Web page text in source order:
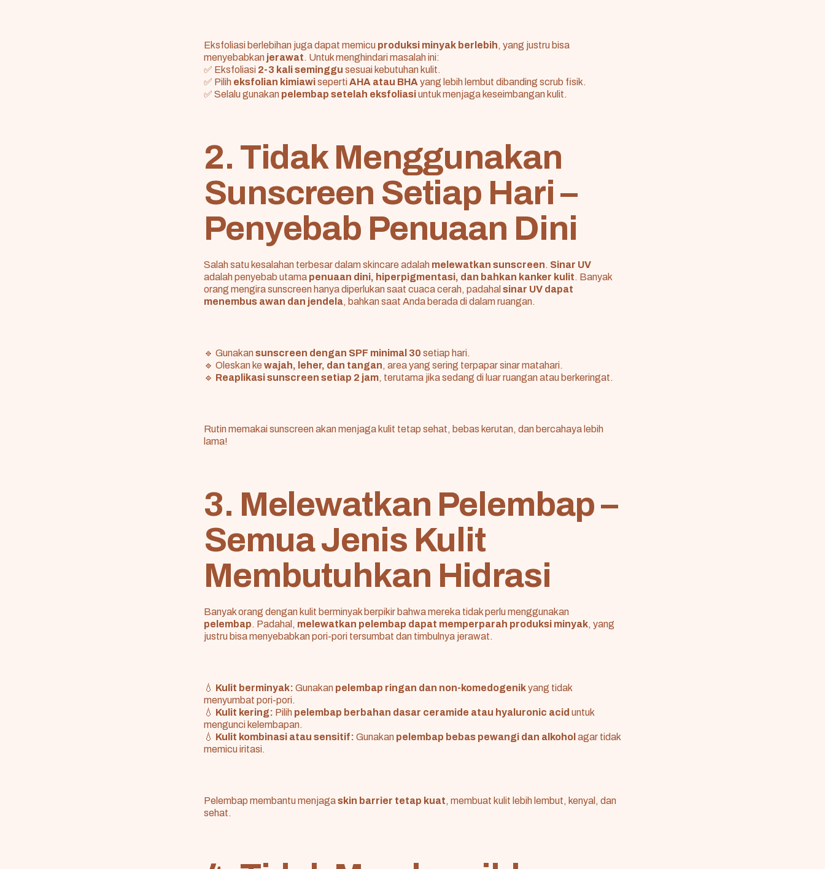
Eksfoliasi berlebihan juga dapat memicu produksi minyak berlebih, yang justru bisa
menyebabkan jerawat. Untuk menghindari masalah ini:
✅ Eksfoliasi 2-3 kali seminggu sesuai kebutuhan kulit.
✅ Pilih eksfolian kimiawisepertiAHA atau BHA yang lebih lembut dibanding scrub fisik.
✅ Selalu gunakan pelembap setelah eksfoliasiuntuk menjaga keseimbangan kulit.
2. Tidak Menggunakan
Sunscreen Setiap Hari –
Penyebab Penuaan Dini
Salah satu kesalahan terbesar dalam skincare adalah melewatkan sunscreen. Sinar UV
adalah penyebab utama penuaan dini, hiperpigmentasi, dan bahkan kanker kulit. Banyak
orang mengira sunscreen hanya diperlukan saat cuaca cerah, padahal sinar UV dapat
menembus awan dan jendela, bahkan saat Anda berada di dalam ruangan.
🔹 Gunakansunscreen dengan SPF minimal 30 setiap hari.
🔹 Oleskan ke wajah, leher, dan tangan, area yang sering terpapar sinar matahari.
🔹 Reaplikasi sunscreen setiap 2 jam, terutama jika sedang di luar ruangan atau berkeringat.
Rutin memakai sunscreen akan menjaga kulit tetap sehat, bebas kerutan, dan bercahaya lebih
lama!
3. Melewatkan Pelembap –
Semua Jenis Kulit
Membutuhkan Hidrasi
Banyak orang dengan kulit berminyak berpikir bahwa mereka tidak perlu menggunakan
pelembap. Padahal, melewatkan pelembap dapat memperparah produksi minyak, yang
justru bisa menyebabkan pori-pori tersumbat dan timbulnya jerawat.
💧 Kulit berminyak: Gunakan pelembap ringan dan non-komedogenikyang tidak
menyumbat pori-pori.
💧 Kulit kering: Pilih pelembap berbahan dasar ceramide atau hyaluronic acid untuk
mengunci kelembapan.
💧 Kulit kombinasi atau sensitif: Gunakan pelembap bebas pewangi dan alkohol agar tidak
memicu iritasi.
Pelembap membantu menjagaskin barrier tetap kuat, membuat kulit lebih lembut, kenyal, dan
sehat.